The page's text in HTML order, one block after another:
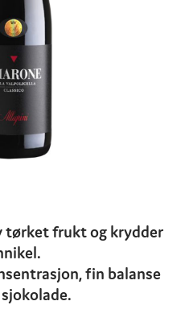
tørket frukt og krydder
fin balanse